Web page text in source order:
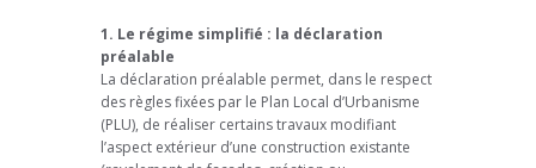
1. Le régime simplifié : la déclaration
préalable
La déclaration préalable permet, dans le respect
des règles fixées par le Plan Local d’Urbanisme
(PLU), de réaliser certains travaux modifiant
l’aspect extérieur d’une construction existante